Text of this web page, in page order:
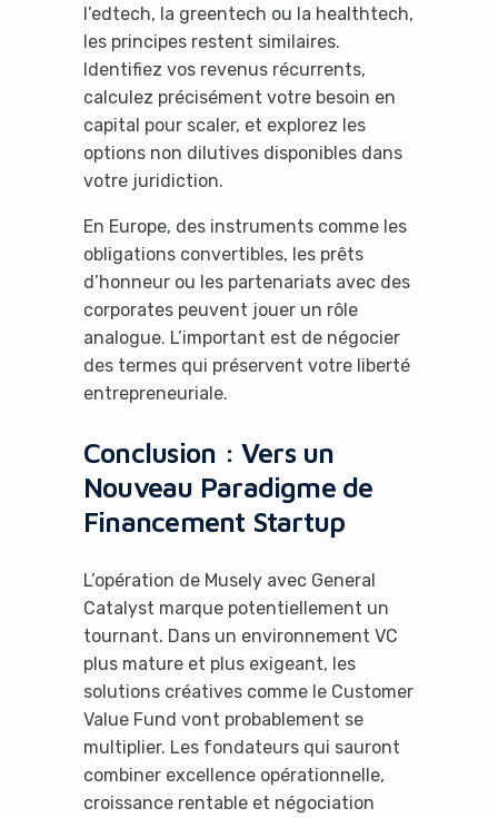
l’edtech, la greentech ou la healthtech,
les principes restent similaires.
Identifiez vos revenus récurrents,
calculez précisément votre besoin en
capital pour scaler, et explorez les
options non dilutives disponibles dans
votre juridiction.
En Europe, des instruments comme les
obligations convertibles, les prêts
d’honneur ou les partenariats avec des
corporates peuvent jouer un rôle
analogue. L’important est de négocier
des termes qui préservent votre liberté
entrepreneuriale.
Conclusion : Vers un
Nouveau Paradigme de
Financement Startup
L’opération de Musely avec General
Catalyst marque potentiellement un
tournant. Dans un environnement VC
plus mature et plus exigeant, les
solutions créatives comme le Customer
Value Fund vont probablement se
multiplier. Les fondateurs qui sauront
combiner excellence opérationnelle,
croissance rentable et négociation